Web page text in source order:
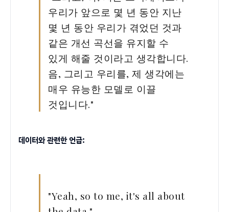
우리가 앞으로 몇 년 동안 지난
몇 년 동안 우리가 겪었던 것과
같은 개선 곡선을 유지할 수
있게 해줄 것이라고 생각합니다.
음, 그리고 우리를, 제 생각에는
매우 유능한 모델로 이끌
것입니다."
데이터와 관련한 언급:
"Yeah, so to me, it's all about